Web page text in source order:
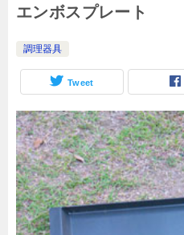
エンボスプレート
調理器具
Tweet